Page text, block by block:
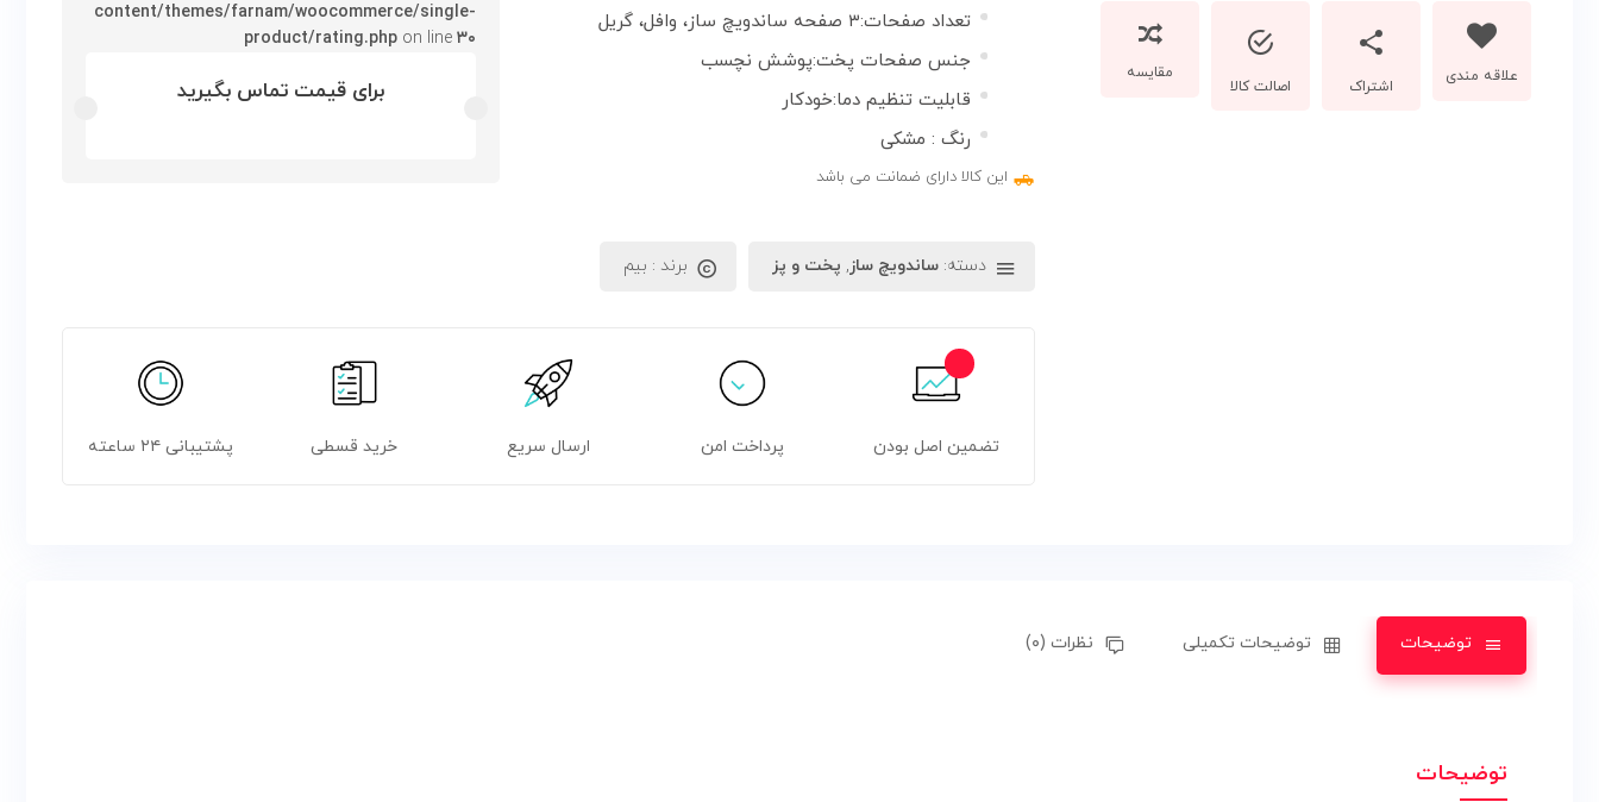
اشتراک اصالت کالا
مقایسه
تعداد صفحات:۳ صفحه ساندویچ ساز، وافل، گریل
جنس صفحات پخت:پوشش نچسب
قابلیت تنظیم دما:خودکار
رنگ : مشکی
این کالا دارای ضمانت می باشد
دسته: ساندویچ ساز, پخت و پز برند : بیم
content/themes/farnam/woocommerce/single-
product/rating.php on line۳۰
برای قیمت تماس بگیرید
تضمین اصل بودن پرداخت امن ارسال سریع خرید قسطی پشتیبانی ۲۴ ساعته
توضیحات توضیحات تکمیلی نظرات (۰)
توضیحات